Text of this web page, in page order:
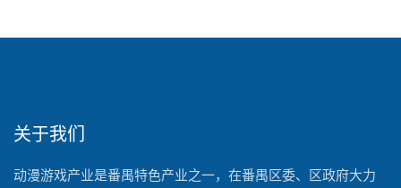
关于我们
动漫游戏产业是番禺特色产业之一，在番禺区委、区政府大力